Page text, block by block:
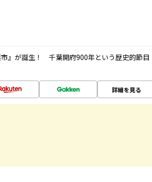
市』が誕生！ 千葉開府900年という歴史的節目
詳細を見る